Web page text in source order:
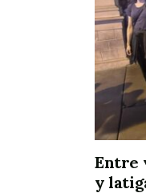
Entre
y